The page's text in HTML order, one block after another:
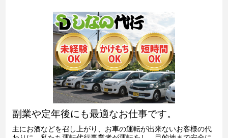
副業や定年後にも最適なお仕事です。
主にお酒などを召し上がり、お車の運転が出来ないお客様の代